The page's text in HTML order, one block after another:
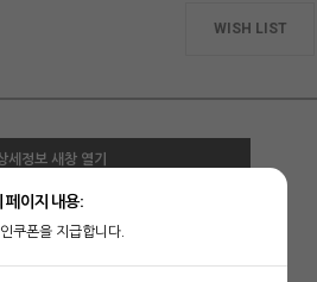
WISH LIST
세정보 새창 열기
정보를 확대해 보실 수 있습니다.
이지 내용:
쿠폰을 지급합니다.